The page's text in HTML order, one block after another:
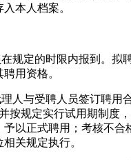
本人档案。
定的时限内报到。拟
用资格。
与受聘人员签订聘用
按规定实行试用期制度
以正式聘用；考核不合
关规定执行。